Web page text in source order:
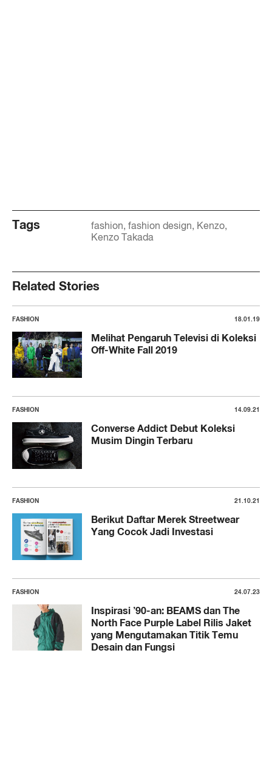
Tags fashion fashion design Kenzo
Kenzo Takada
Related Stories
FASHION 18.01.19
Melihat Pengaruh Televisi di Koleksi
Off-White Fall 2019
FASHION 14.09.21
Converse Addict Debut Koleksi
Musim Dingin Terbaru
FASHION 21.10.21
Berikut Daftar Merek Streetwear
Yang Cocok Jadi Investasi
FASHION 24.07.23
Inspirasi ’90-an: BEAMS dan The
North Face Purple Label Rilis Jaket
yang Mengutamakan Titik Temu
Desain dan Fungsi